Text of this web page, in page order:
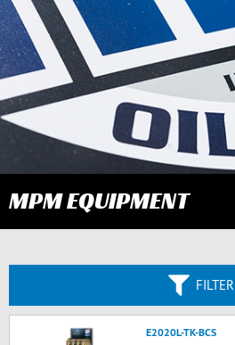
MPM EQUIPMENT
FILTER
E2020L-TK-BCS